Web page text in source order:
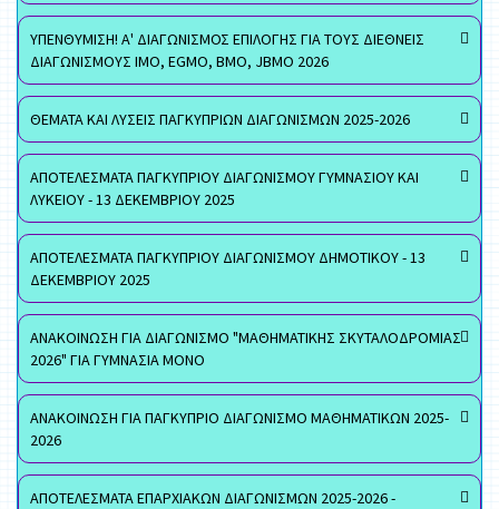
ΥΠΕΝΘΥΜΙΣΗ! Α' ΔΙΑΓΩΝΙΣΜΟΣ ΕΠΙΛΟΓΗΣ ΓΙΑ ΤΟΥΣ ΔΙΕΘΝΕΙΣ
ΔΙΑΓΩΝΙΣΜΟΥΣ ΙΜΟ, EGMO, ΒΜΟ, JBMO 2026
ΘΕΜΑΤΑ ΚΑΙ ΛΥΣΕΙΣ ΠΑΓΚΥΠΡΙΩΝ ΔΙΑΓΩΝΙΣΜΩΝ 2025-2026
ΑΠΟΤΕΛΕΣΜΑΤΑ ΠΑΓΚΥΠΡΙΟΥ ΔΙΑΓΩΝΙΣΜΟΥ ΓΥΜΝΑΣΙΟΥ ΚΑΙ
ΛΥΚΕΙΟΥ - 13 ΔΕΚΕΜΒΡΙΟΥ 2025
ΑΠΟΤΕΛΕΣΜΑΤΑ ΠΑΓΚΥΠΡΙΟΥ ΔΙΑΓΩΝΙΣΜΟΥ ΔΗΜΟΤΙΚΟΥ - 13
ΔΕΚΕΜΒΡΙΟΥ 2025
ΑΝΑΚΟΙΝΩΣΗ ΓΙΑ ΔΙΑΓΩΝΙΣΜΟ "ΜΑΘΗΜΑΤΙΚΗΣ ΣΚΥΤΑΛΟΔΡΟΜΙΑΣ
2026" ΓΙΑ ΓΥΜΝΑΣΙΑ ΜΟΝΟ
ΑΝΑΚΟΙΝΩΣΗ ΓΙΑ ΠΑΓΚΥΠΡΙΟ ΔΙΑΓΩΝΙΣΜΟ ΜΑΘΗΜΑΤΙΚΩΝ 2025-
2026
ΑΠΟΤΕΛΕΣΜΑΤΑ ΕΠΑΡΧΙΑΚΩΝ ΔΙΑΓΩΝΙΣΜΩΝ 2025-2026 -